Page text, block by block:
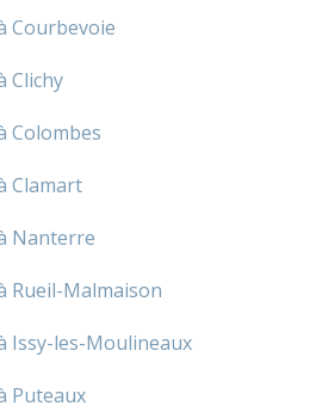
Courbevoie
Clichy
Colombes
Clamart
Nanterre
Rueil-Malmaison
Issy-les-Moulineaux
Puteaux